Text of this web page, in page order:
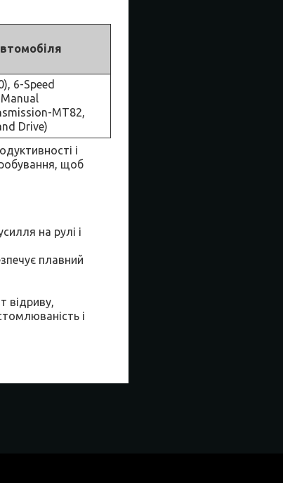
6-Speed
MT82,
Drive)
і
щоб
на рулі і
плавний
відриву,
і